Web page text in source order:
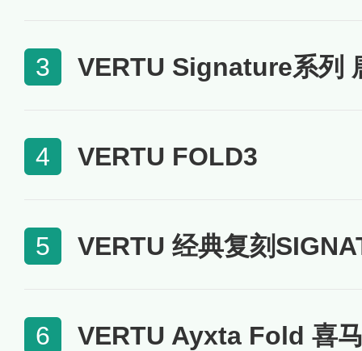
3 VERTU Signature系列
4 VERTU FOLD3
5 VERTU 经典复刻
6 VERTU Ayxta Fold 喜